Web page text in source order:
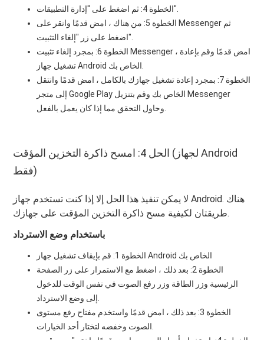
الخطوة 4: ثم اضغط على "إدارة التطبيقات".
الخطوة 5: من هناك ، امض قدمًا وانقر على Messenger ثم
اضغط على زر "إلغاء التثبيت".
الخطوة 6: بمجرد إلغاء تثبيت Messenger ، امض قدمًا وقم بإعادة
الخطوة 7: بمجرد إعادة تشغيل جهازك بالكامل ، امض قدمًا وانتقل
إلى متجر Google Play الخاص بك وقم بتنزيل Messenger
الحل 4: امسح ذاكرة التخزين المؤقت (لجهاز Android
فقط)
لا يمكن تنفيذ هذا الحل إلا إذا كنت تستخدم جهاز Android. هناك
طريقتان لكيفية مسح ذاكرة التخزين المؤقت على جهازك.
باستخدام وضع الاسترداد
الخطوة 1: قم بإيقاف تشغيل جهاز Android الخاص بك
الخطوة 2: بعد ذلك ، اضغط مع الاستمرار على زر الصفحة
الرئيسية وزر الطاقة وزر رفع الصوت في نفس الوقت للدخول
الخطوة 3: بعد ذلك ، امض قدمًا واستخدم مفتاح رفع مستوى